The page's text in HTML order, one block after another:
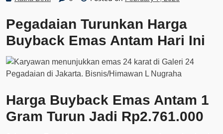
Pegadaian Turunkan Harga
Buyback Emas Antam Hari Ini
Harga Buyback Emas Antam 1
Gram Turun Jadi Rp2.761.000